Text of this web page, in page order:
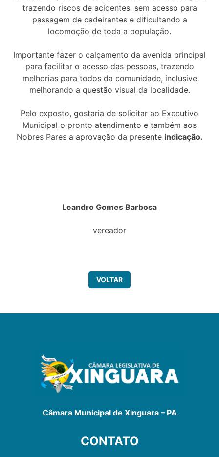
trazendo riscos de acidentes, sem acesso para
passagem de cadeirantes e dificultando a
locomoção de toda a população.
Importante fazer o calçamento da avenida principal
para facilitar o acesso das pessoas, trazendo
melhorias para todos da comunidade, inclusive
melhorando a questão visual da localidade.
Pelo exposto, gostaria de solicitar ao Executivo
Municipal o pronto atendimento e também aos
Nobres Pares a aprovação da presente indicação.
Leandro Gomes Barbosa
vereador
VOLTAR
Câmara Municipal de Xinguara – PA
CONTATO